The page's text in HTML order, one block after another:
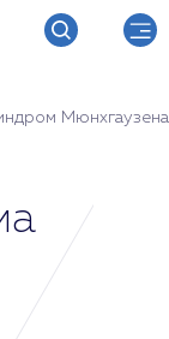
Мюнхгаузена